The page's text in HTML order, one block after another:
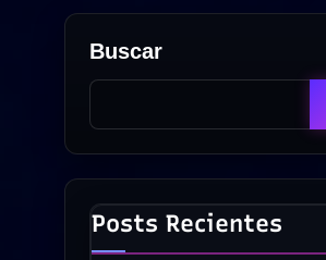
of
entradas
Buscar
Posts Recientes